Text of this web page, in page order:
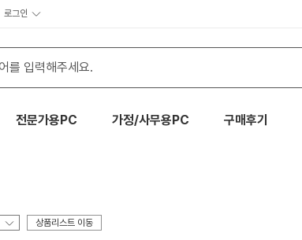
로그인
전문가용PC 가정/사무용PC 구매후기
상품리스트 이동